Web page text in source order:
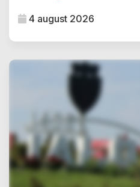
4 august 2026